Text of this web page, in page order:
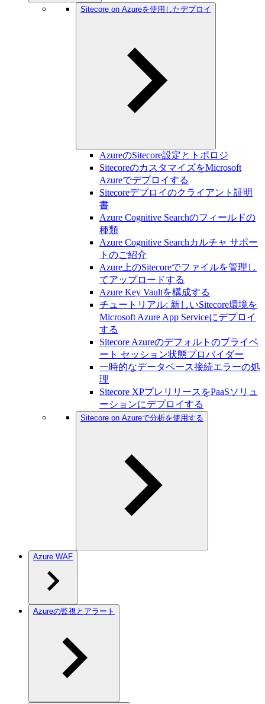
Sitecore on Azureを使用したデプロイ
AzureのSitecore設定とトポロジ
SitecoreのカスタマイズをMicrosoft
Azureでデプロイする
Sitecoreデプロイのクライアント証明
書
Azure Cognitive Searchのフィールドの
種類
Azure Cognitive Searchカルチャ サポー
トのご紹介
Azure上のSitecoreでファイルを管理し
てアップロードする
Azure Key Vaultを構成する
チュートリアル: 新しいSitecore環境を
Microsoft Azure App Serviceにデプロイ
する
Sitecore Azureのデフォルトのプライベ
ート セッション状態プロバイダー
一時的なデータベース接続エラーの処
理
Sitecore XPプレリリースをPaaSソリュ
ーションにデプロイする
Sitecore on Azureで分析を使用する
Azure WAF
Azureの監視とアラート